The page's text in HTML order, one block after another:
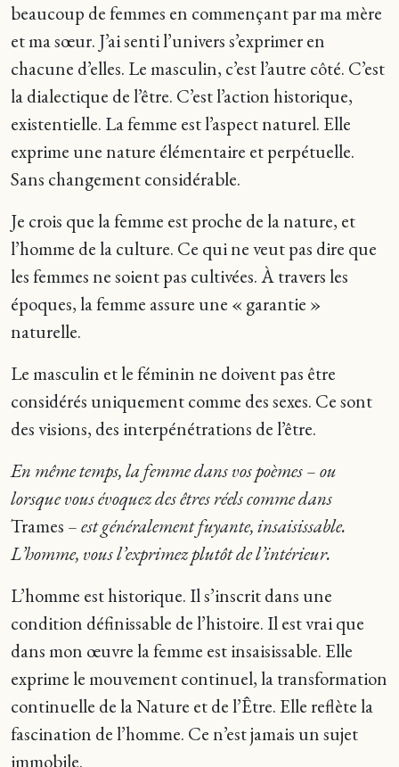
beaucoup de femmes en commençant par ma mère
et ma sœur. J’ai senti l’univers s’exprimer en
chacune d’elles. Le masculin, c’est l’autre côté. C’est
la dialectique de l’être. C’est l’action historique,
existentielle. La femme est l’aspect naturel. Elle
exprime une nature élémentaire et perpétuelle.
Sans changement considérable.
Je crois que la femme est proche de la nature, et
l’homme de la culture. Ce qui ne veut pas dire que
les femmes ne soient pas cultivées. À travers les
époques, la femme assure une « garantie »
naturelle.
Le masculin et le féminin ne doivent pas être
considérés uniquement comme des sexes. Ce sont
des visions, des interpénétrations de l’être.
En même temps, la femme dans vos poèmes – ou
lorsque vous évoquez des êtres réels comme dans
Trames – est généralement fuyante, insaisissable.
L’homme, vous l’exprimez plutôt de l’intérieur.
L’homme est historique. Il s’inscrit dans une
condition définissable de l’histoire. Il est vrai que
dans mon œuvre la femme est insaisissable. Elle
exprime le mouvement continuel, la transformation
continuelle de la Nature et de l’Être. Elle reflète la
fascination de l’homme. Ce n’est jamais un sujet
immobile.